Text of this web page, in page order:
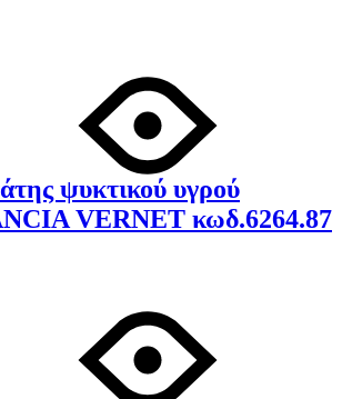
ψυκτικού υγρού
VERNET κωδ.6264.87